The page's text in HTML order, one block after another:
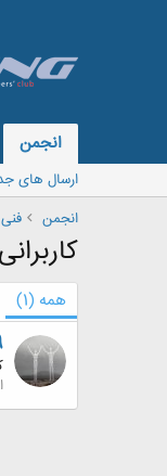
انجمن
ارسال های
انجمن
کاربرانی که به
همه (1)